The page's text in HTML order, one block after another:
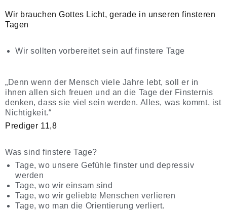
Wir brauchen Gottes Licht, gerade in unseren finsteren
Tagen
Wir sollten vorbereitet sein auf finstere Tage
„Denn wenn der Mensch viele Jahre lebt, soll er in
ihnen allen sich freuen und an die Tage der Finsternis
denken, dass sie viel sein werden. Alles, was kommt, ist
Nichtigkeit.“
Prediger 11,8
Was sind finstere Tage?
Tage, wo unsere Gefühle finster und depressiv
werden
Tage, wo wir einsam sind
Tage, wo wir geliebte Menschen verlieren
Tage, wo man die Orientierung verliert.